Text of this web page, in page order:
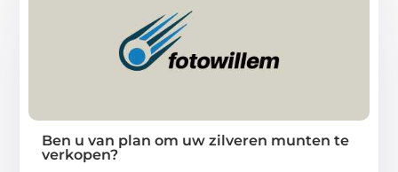
Ben u van plan om uw zilveren munten te
verkopen?